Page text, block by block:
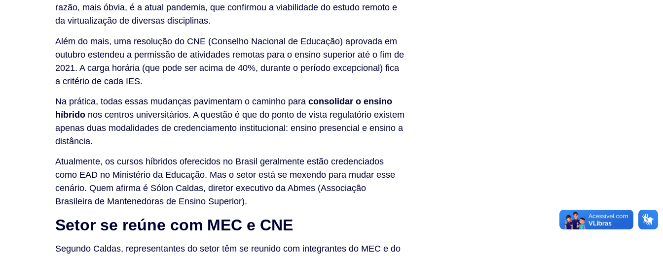
razão, mais óbvia, é a atual pandemia, que confirmou a viabilidade do estudo remoto e
da virtualização de diversas disciplinas.
Além do mais, uma resolução do CNE (Conselho Nacional de Educação) aprovada em
outubro estendeu a permissão de atividades remotas para o ensino superior até o fim de
2021. A carga horária (que pode ser acima de 40%, durante o período excepcional) fica
a critério de cada IES.
Na prática, todas essas mudanças pavimentam o caminho para consolidar o ensino
híbrido nos centros universitários. A questão é que do ponto de vista regulatório existem
apenas duas modalidades de credenciamento institucional: ensino presencial e ensino a
distância.
Atualmente, os cursos híbridos oferecidos no Brasil geralmente estão credenciados
como EAD no Ministério da Educação. Mas o setor está se mexendo para mudar esse
cenário. Quem afirma é Sólon Caldas, diretor executivo da Abmes (Associação
Brasileira de Mantenedoras de Ensino Superior).
Setor se reúne com MEC e CNE
Segundo Caldas, representantes do setor têm se reunido com integrantes do MEC e do